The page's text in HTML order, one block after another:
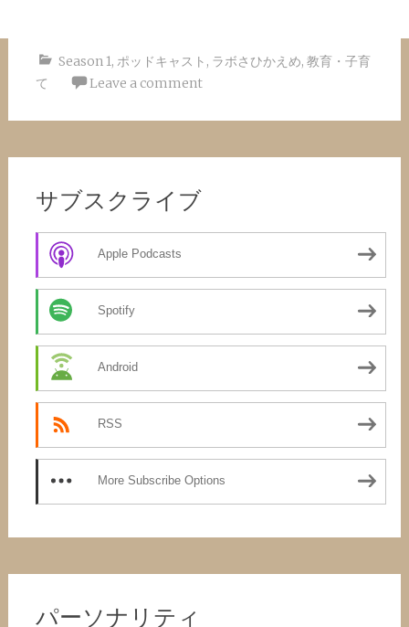
Season 1, ポッドキャスト , ラボさひかえめ, 教育・子育
て
Leave a comment
サブスクライブ
Apple Podcasts
Spotify
Android
RSS
More Subscribe Options
パーソナリティ